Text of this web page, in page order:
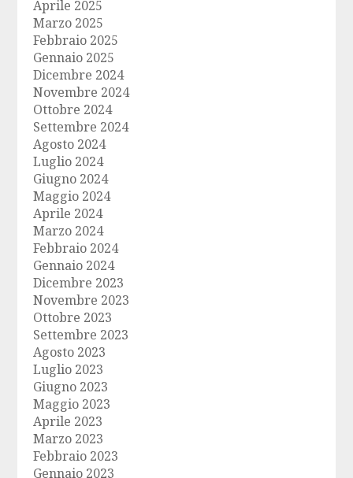
Aprile 2025
Marzo 2025
Febbraio 2025
Gennaio 2025
Dicembre 2024
Novembre 2024
Ottobre 2024
Settembre 2024
Agosto 2024
Luglio 2024
Giugno 2024
Maggio 2024
Aprile 2024
Marzo 2024
Febbraio 2024
Gennaio 2024
Dicembre 2023
Novembre 2023
Ottobre 2023
Settembre 2023
Agosto 2023
Luglio 2023
Giugno 2023
Maggio 2023
Aprile 2023
Marzo 2023
Febbraio 2023
Gennaio 2023